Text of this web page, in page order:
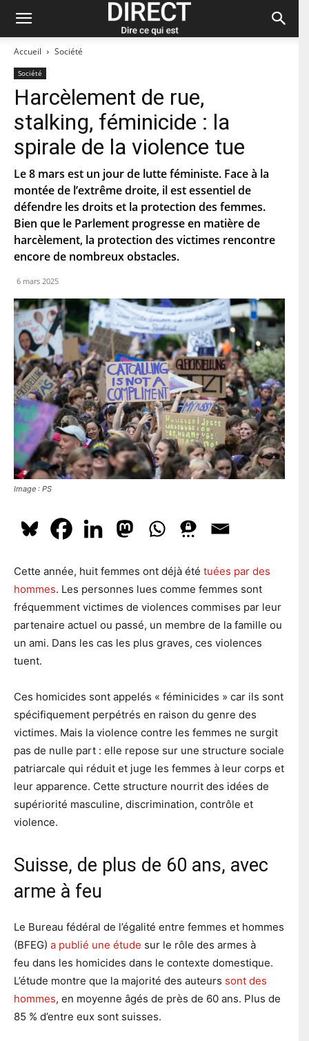
Accueil Société
Société
Harcèlement de rue,
stalking, féminicide : la
spirale de la violence tue
Le 8 mars est un jour de lutte féministe. Face à la
montée de l’extrême droite, il est essentiel de
défendre les droits et la protection des femmes.
Bien que le Parlement progresse en matière de
harcèlement, la protection des victimes rencontre
encore de nombreux obstacles.
6 mars 2025
Image : PS
Cette année, huit femmes ont déjà été tuées par des
hommes. Les personnes lues comme femmes sont
fréquemment victimes de violences commises par leur
partenaire actuel ou passé, un membre de la famille ou
un ami. Dans les cas les plus graves, ces violences
tuent.
Ces homicides sont appelés « féminicides » car ils sont
spécifiquement perpétrés en raison du genre des
victimes. Mais la violence contre les femmes ne surgit
pas de nulle part : elle repose sur une structure sociale
patriarcale qui réduit et juge les femmes à leur corps et
leur apparence. Cette structure nourrit des idées de
supériorité masculine, discrimination, contrôle et
violence.
Suisse, de plus de 60 ans, avec
arme à feu
Le Bureau fédéral de l’égalité entre femmes et hommes
(BFEG) a publié une étude sur le rôle des armes à
feu dans les homicides dans le contexte domestique.
L’étude montre que la majorité des auteurs sont des
hommes, en moyenne âgés de près de 60 ans. Plus de
85 % d’entre eux sont suisses.
Restez à jour et abonnez-vous à notre
newsletter « direct ».
r
é
n
o
m
N
o
m
e
f
m
i
l
l
e
C
u
r
e
l
*
C
d
e
p
o
s
t
a
l
En t'inscrivant à la newsletter, tu acceptes que le PS te tienne
au courant de l'actualité. Pour en savoir plus, cliquezici.
S'ABONNER